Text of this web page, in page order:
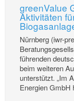
greenValue
Aktivitäten
Nürnberg (iwr-
führenden
beim weiteren
unterstützt. „Im
Energien GmbH